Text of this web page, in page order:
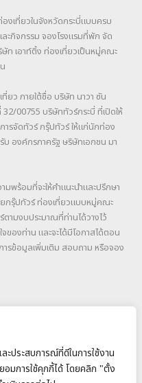
ประสบการณ์ที่ดีในการใช้งาน
มการใช้คุกกี้ได้ โดยคลิก "ตั้ง
องเที่ยวในจังหวัดกระบี่แบบครบ
ะกิจกรรม จองโรงแรมที่พัก จัด
ท เอาท์ติ้ง ท่องเที่ยวเป็นหมู่คณะ
ที่ยว ภายใต้ชื่อ บริษัท นาวา ซัน
00755 บริษัททัวร์กระบี่ ที่เปิดให้
ารจัดทัวร์ กรุ๊ปทัวร์ ให้แก่นักท่อง
บ องค์กรภาครัฐ ษริษัทเอกชน มา
มพร้อมที่จะให้คำแนะนำและปรึกษา
กรุ๊ปทัวร์ ท่องเที่ยวแบบหมู่คณะ
ามงบประมาณที่ท่านได้วางไว้
จของท่าน และจะได้มีโอกาสได้ตอน
รข้อมูลเพิ่มเติม สอบถาม หรือจอง